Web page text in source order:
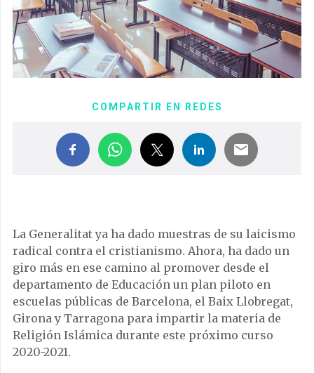
COMPARTIR EN REDES
La Generalitat ya ha dado muestras de su laicismo
radical contra el cristianismo. Ahora, ha dado un
giro más en ese camino al promover desde el
departamento de Educación un plan piloto en
escuelas públicas de Barcelona, el Baix Llobregat,
Girona y Tarragona para impartir la materia de
Religión Islámica durante este próximo curso
2020-2021.